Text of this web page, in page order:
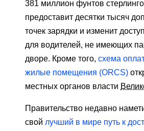
381 миллион фунтов
предоставит десятки тысяч
точек зарядки и изменит
для водителей, не имеющих
дворе. Кроме того, схема
жилые помещения (ORCS)
местных органов власти
Правительство недавно
свой лучший в мире путь к